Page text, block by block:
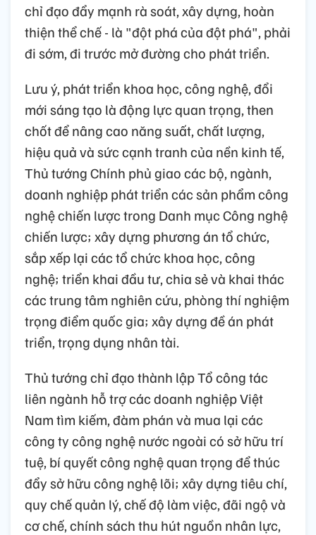
chỉ đạo đẩy mạnh rà soát, xây dựng, hoàn
thiện thể chế - là "đột phá của đột phá", phải
đi sớm, đi trước mở đường cho phát triển.
Lưu ý, phát triển khoa học, công nghệ, đổi
mới sáng tạo là động lực quan trọng, then
chốt để nâng cao năng suất, chất lượng,
hiệu quả và sức cạnh tranh của nền kinh tế,
Thủ tướng Chính phủ giao các bộ, ngành,
doanh nghiệp phát triển các sản phẩm công
nghệ chiến lược trong Danh mục Công nghệ
chiến lược; xây dựng phương án tổ chức,
sắp xếp lại các tổ chức khoa học, công
nghệ; triển khai đầu tư, chia sẻ và khai thác
các trung tâm nghiên cứu, phòng thí nghiệm
trọng điểm quốc gia; xây dựng đề án phát
triển, trọng dụng nhân tài.
Thủ tướng chỉ đạo thành lập Tổ công tác
liên ngành hỗ trợ các doanh nghiệp Việt
Nam tìm kiếm, đàm phán và mua lại các
công ty công nghệ nước ngoài có sở hữu trí
tuệ, bí quyết công nghệ quan trọng để thúc
đẩy sở hữu công nghệ lõi; xây dựng tiêu chí,
quy chế quản lý, chế độ làm việc, đãi ngộ và
cơ chế, chính sách thu hút nguồn nhân lực,